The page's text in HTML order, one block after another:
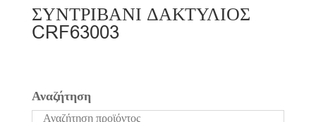
ΣΥΝΤΡΙΒΑΝΙ ΔΑΚΤΥΛΙΟΣ
CRF63003
Αναζήτηση